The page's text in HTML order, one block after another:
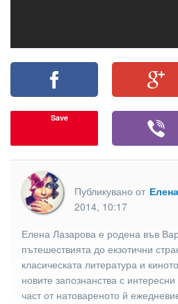
Save
Публикувано от
2014, 10:17
Елена Лазарова е родена във
пътешествията до екзотични
класическата литература и
новите запознанства с
част от натовареното й